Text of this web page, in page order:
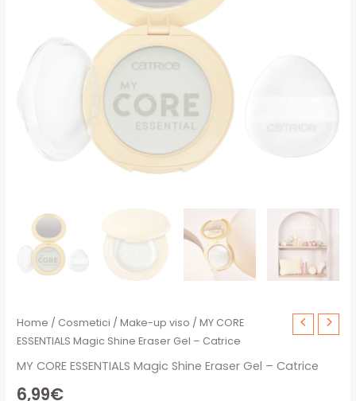
Home / Cosmetici /Make-up viso / MY CORE
ESSENTIALS Magic Shine Eraser Gel – Catrice
MY CORE ESSENTIALS Magic Shine Eraser Gel – Catrice
6,99€